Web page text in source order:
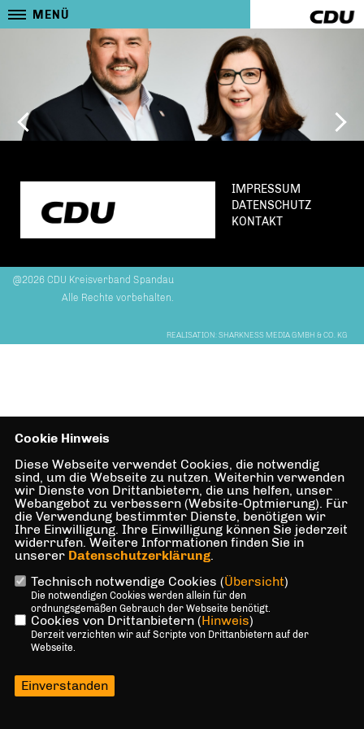
MENÜ
IMPRESSUM
DATENSCHUTZ
KONTAKT
@2026 CDU Kreisverband Spandau
Alle Rechte vorbehalten.
REALISATION: SHARKNESS MEDIA GMBH & CO. KG
Cookie Hinweis
Diese Webseite verwendet Cookies, die notwendig
sind, um die Webseite zu nutzen. Weiterhin verwenden
wir Dienste von Drittanbietern, die uns helfen, unser
Webangebot zu verbessern (Website-Optmierung). Für
die Verwendung bestimmter Dienste, benötigen wir
Ihre Einwilligung. Ihre Einwilligung können Sie jederzeit
widerrufen. Weitere Informationen finden Sie in
unserer Datenschutzerklärung.
Technisch notwendige Cookies (Übersicht)
Die notwendigen Cookies werden allein für den
ordnungsgemäßen Gebrauch der Webseite benötigt.
Cookies von Drittanbietern (Hinweis)
Derzeit verzichten wir auf Scripte von Drittanbietern auf der
Webseite.
Einverstanden